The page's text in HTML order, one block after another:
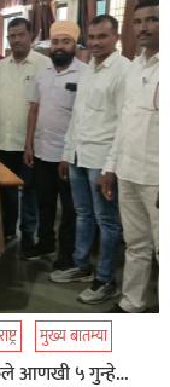
मुख्य बातम्या
आणखी ५ गुन्हे…